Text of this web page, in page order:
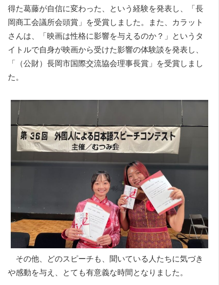
得た葛藤が自信に変わった、という経験を発表し、「長
岡商工会議所会頭賞」を受賞しました。また、カラット
さんは、「映画は性格に影響を与えるのか？」というタ
イトルで自身が映画から受けた影響の体験談を発表し、
「（公財）長岡市国際交流協会理事長賞」を受賞しまし
た。
その他、どのスピーチも、聞いている人たちに気づき
や感動を与え、とても有意義な時間となりました。